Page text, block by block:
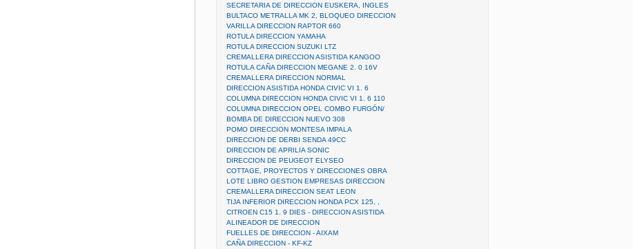
SECRETARIA DE DIRECCION EUSKERA, INGLES
BULTACO METRALLA MK 2, BLOQUEO DIRECCION
VARILLA DIRECCION RAPTOR 660
ROTULA DIRECCION YAMAHA
ROTULA DIRECCION SUZUKI LTZ
CREMALLERA DIRECCION ASISTIDA KANGOO
ROTULA CAÑA DIRECCION MEGANE 2. 0 16V
CREMALLERA DIRECCION NORMAL
DIRECCION ASISTIDA HONDA CIVIC VI 1. 6
COLUMNA DIRECCION HONDA CIVIC VI 1. 6 110
COLUMNA DIRECCION OPEL COMBO FURGÓN/
BOMBA DE DIRECCION NUEVO 308
POMO DIRECCION MONTESA IMPALA
DIRECCION DE DERBI SENDA 49CC
DIRECCION DE APRILIA SONIC
DIRECCION DE PEUGEOT ELYSEO
COTTAGE, PROYECTOS Y DIRECCIONES OBRA
LOTE LIBRO GESTION EMPRESAS DIRECCION
CREMALLERA DIRECCION SEAT LEON
TIJA INFERIOR DIRECCION HONDA PCX 125, ,
CITROEN C15 1. 9 DIES - DIRECCION ASISTIDA
ALINEADOR DE DIRECCION
FUELLES DE DIRECCION - AIXAM
CAÑA DIRECCION - KF-KZ